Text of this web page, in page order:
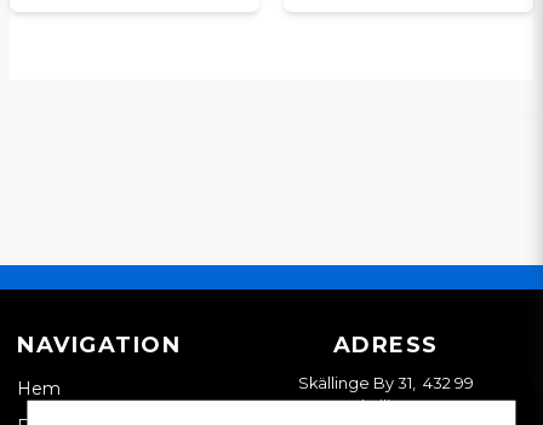
NAVIGATION
Hem
ADRESS
Skällinge By 31, 432 99
Skällinge